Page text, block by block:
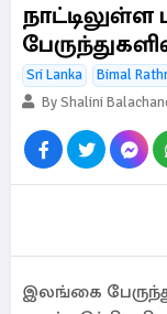
நாட்டிலுள்ள
Sri Lanka Bimal
By Shalini
இலங்கை